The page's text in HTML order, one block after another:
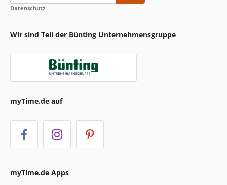
Datenschutz
Wir sind Teil der Bünting Unternehmensgruppe
myTime.de auf
myTime.de Apps